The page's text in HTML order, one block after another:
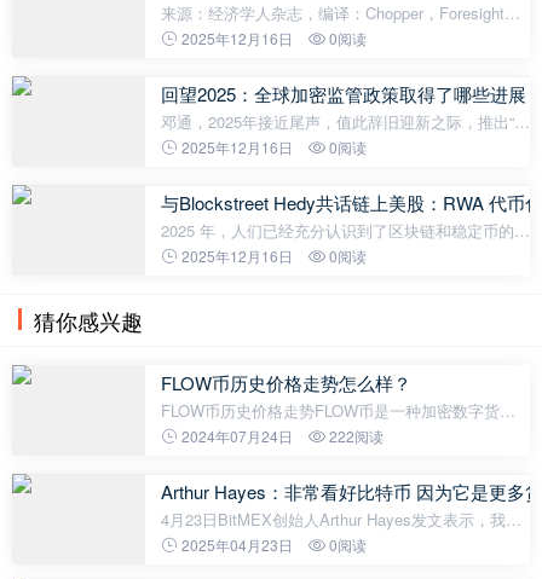
来源：经济学人杂志，编译：Chopper，Foresight
News起初他们无视你，接着他们嘲笑你，然后他们攻
甘地说的，但这位印度独立运动领袖从未说
2025年12月16日 0阅读
回望2025：全球加密监管政策取得了哪些进展
邓通，2025年接近尾声，值此辞旧迎新之际，推出“回
望2025”系列文章。复盘加密行业年内进展，也愿行业
监管格局迎来全新变化，各地的监管
2025年12月16日 0阅读
与Blockstreet Hedy共话链上美股：RWA 代币
2025 年，人们已经充分认识到了区块链和稳定币的变
革潜力，及其在货币领域的潜在力量。可以说，我们
2025年12月16日 0阅读
猜你感兴趣
FLOW币历史价格走势怎么样？
FLOW币历史价格走势FLOW币是一种加密数字货
币，作为区块链平台Flow的本地货币，它在过去的一
史价格走势。发布初期价格波动FLOW币
2024年07月24日 222阅读
Arthur Hayes：非常看好比特币 因为它是更多
4月23日BitMEX创始人Arthur Hayes发文表示，我非
常看好比特币，在比特币价格从11万美元跌至7.45万
2025年04月23日 0阅读